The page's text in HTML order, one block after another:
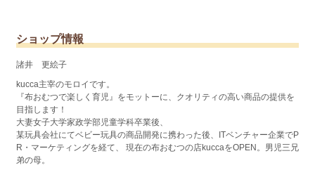
ショップ情報
諸井 更絵子
kucca主宰のモロイです。
『布おむつで楽しく育児』をモットーに、クオリティの高い商品の提供を
目指します！
大妻女子大学家政学部児童学科卒業後、
某玩具会社にてベビー玩具の商品開発に携わった後、ITベンチャー企業でP
R・マーケティングを経て、 現在の布おむつの店kuccaをOPEN。男児三兄
弟の母。